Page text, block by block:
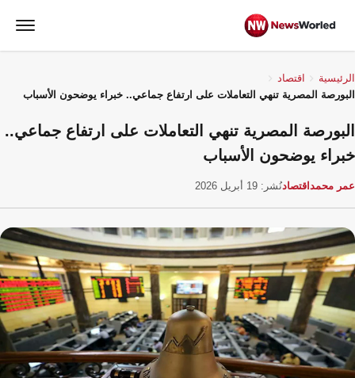
الرئيسية
اقتصاد
البورصة المصرية تنهي التعاملات على ارتفاع جماعي.. خبراء يوضحون الأسباب
البورصة المصرية تنهي التعاملات على ارتفاع جماعي..
خبراء يوضحون الأسباب
عمر محمد اقتصادنُشر: 19 أبريل 2026